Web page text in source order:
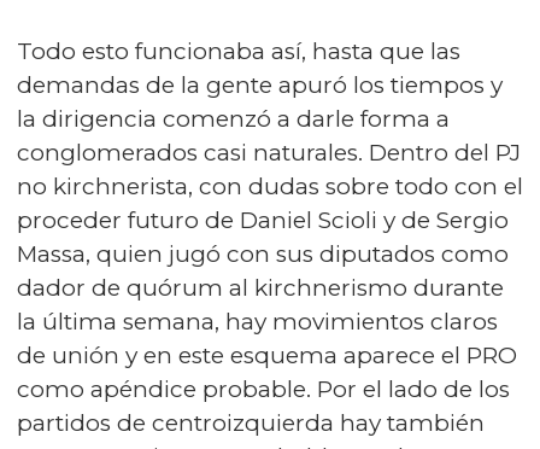
Todo esto funcionaba así, hasta que las
demandas de la gente apuró los tiempos y
la dirigencia comenzó a darle forma a
conglomerados casi naturales. Dentro del PJ
no kirchnerista, con dudas sobre todo con el
proceder futuro de Daniel Scioli y de Sergio
Massa, quien jugó con sus diputados como
dador de quórum al kirchnerismo durante
la última semana, hay movimientos claros
de unión y en este esquema aparece el PRO
como apéndice probable. Por el lado de los
partidos de centroizquierda hay también